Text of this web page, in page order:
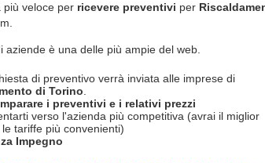
più veloce per ricevere preventivi per
aziende è una delle più ampie del web.
di preventivo verrà inviata alle imprese di
di Torino
i preventivi e i relativi prezzi
verso l'azienda più competitiva (avrai il miglior
tariffe più convenienti)
Impegno